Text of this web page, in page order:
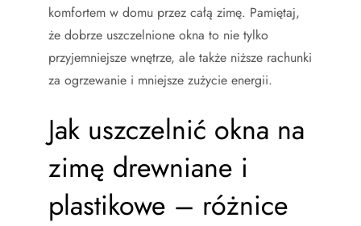
komfortem w domu przez całą zimę. Pamiętaj,
że dobrze uszczelnione okna to nie tylko
przyjemniejsze wnętrze, ale także niższe rachunki
za ogrzewanie i mniejsze zużycie energii.
Jak uszczelnić okna na
zimę drewniane i
plastikowe – różnice